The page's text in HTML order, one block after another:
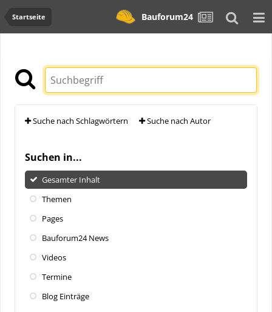
Startseite Bauforum24
Suche nach Schlagwörtern Suche nach Autor
Suchen in...
Gesamter Inhalt
Themen
Pages
Bauforum24 News
Videos
Termine
Blog Einträge